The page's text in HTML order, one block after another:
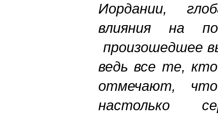
Иордании,
влияния на
произошедшее
ведь все те,
отмечают,
настолько